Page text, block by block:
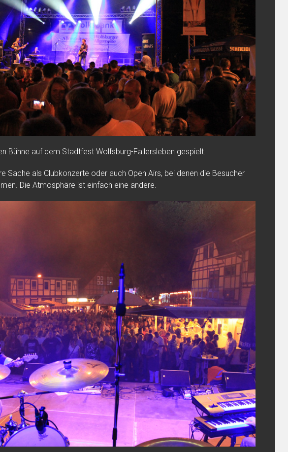
Bühne auf dem Stadtfest Wolfsburg-Fallersleben gespielt.
Sache als Clubkonzerte oder auch Open Airs, bei denen die Besucher
Die Atmosphäre ist einfach eine andere.